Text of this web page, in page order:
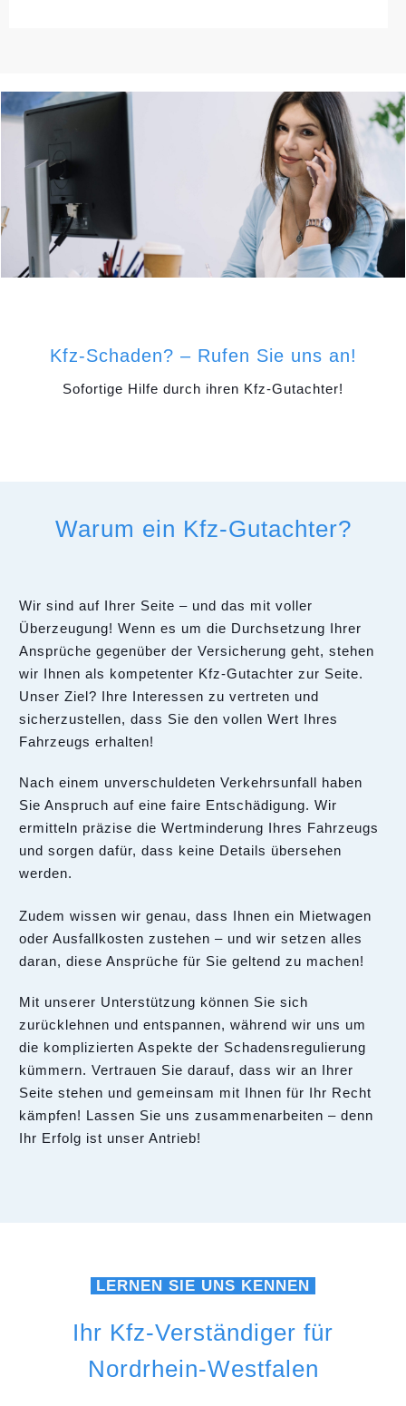
Kfz-Schaden? – Rufen Sie uns an!
Sofortige Hilfe durch ihren Kfz-Gutachter!
Warum ein Kfz-Gutachter?
Wir sind auf Ihrer Seite – und das mit voller
Überzeugung! Wenn es um die Durchsetzung Ihrer
Ansprüche gegenüber der Versicherung geht, stehen
wir Ihnen als kompetenter Kfz-Gutachter zur Seite.
Unser Ziel? Ihre Interessen zu vertreten und
sicherzustellen, dass Sie den vollen Wert Ihres
Fahrzeugs erhalten!
Nach einem unverschuldeten Verkehrsunfall haben
Sie Anspruch auf eine faire Entschädigung. Wir
ermitteln präzise die Wertminderung Ihres Fahrzeugs
und sorgen dafür, dass keine Details übersehen
werden.
Zudem wissen wir genau, dass Ihnen ein Mietwagen
oder Ausfallkosten zustehen – und wir setzen alles
daran, diese Ansprüche für Sie geltend zu machen!
Mit unserer Unterstützung können Sie sich
zurücklehnen und entspannen, während wir uns um
die komplizierten Aspekte der Schadensregulierung
kümmern. Vertrauen Sie darauf, dass wir an Ihrer
Seite stehen und gemeinsam mit Ihnen für Ihr Recht
kämpfen! Lassen Sie uns zusammenarbeiten – denn
Ihr Erfolg ist unser Antrieb!
LERNEN SIE UNS KENNEN
Ihr Kfz-Verständiger für
Nordrhein-Westfalen